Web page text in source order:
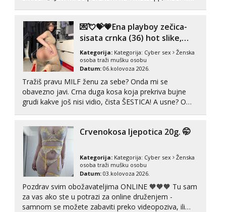
💌💘💝💗Ena playboy zečica-
sisata crnka (36) hot slike,
videa i c2c💗
Kategorija: Kategorija: Cyber sex
Ženska
osoba traži mušku osobu
Datum: 06.kolovoza 2026.
Tražiš pravu MILF ženu za sebe? Onda mi se
obavezno javi. Crna duga kosa koja prekriva bujne
grudi kakve još nisi vidio, čista ŠESTICA! A usne? O
nisi vidio. Uvijek sam spremna za ONLOINE zabavu...
Crvenokosa ljepotica 20g. 🤭
Kategorija: Kategorija: Cyber sex
Ženska
osoba traži mušku osobu
Datum: 03.kolovoza 2026.
Pozdrav svim obožavateljima ONLINE 🧡🧡🧡 Tu sam
za vas ako ste u potrazi za online druženjem -
samnom se možete zabaviti preko videopoziva, ili